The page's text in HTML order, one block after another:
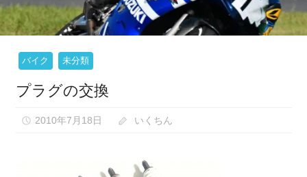
（モ
ト
ロ
で
な
バイク 未分類
プラグの交換
2010年7月18日 いくちん